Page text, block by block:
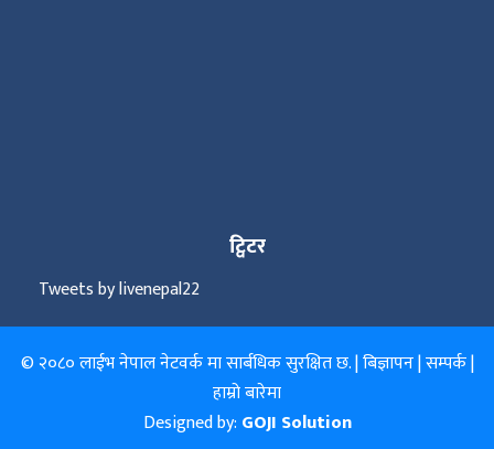
ट्विटर
Tweets by livenepal22
© २०८० लाईभ नेपाल नेटवर्क मा सार्बधिक सुरक्षित छ. |बिज्ञापन|सम्पर्क|
हाम्रो बारेमा
Designed by: GOJI Solution